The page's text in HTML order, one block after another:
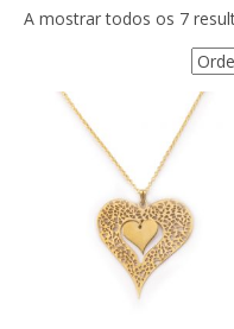
A mostrar todos os 7